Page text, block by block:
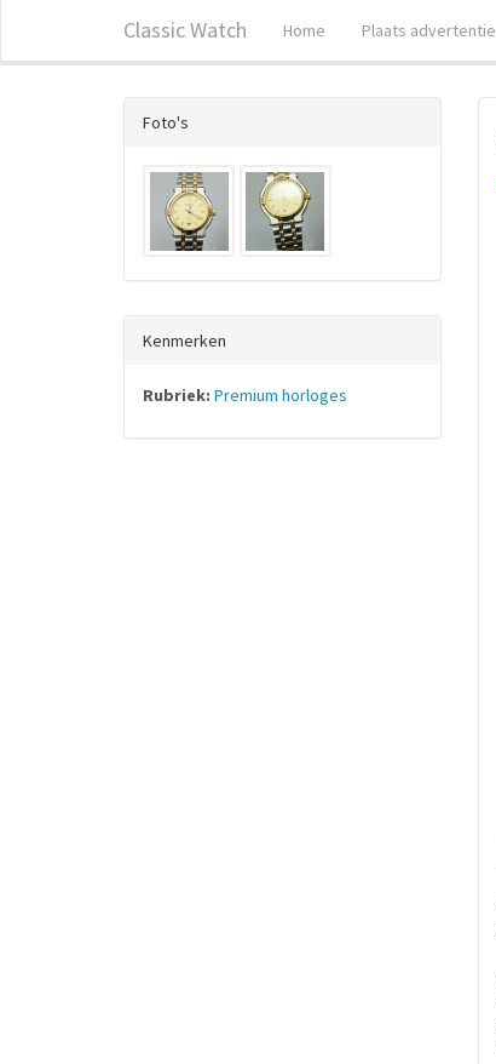
Classic Watch Home Plaats advertentie
Foto's
Kenmerken
Rubriek: Premium horloges